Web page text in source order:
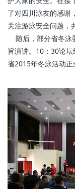
了对四川泳友的感谢
关注游泳安全问题，
随后，部分省冬泳
旨演讲。10：30论
省2015年冬泳活动正